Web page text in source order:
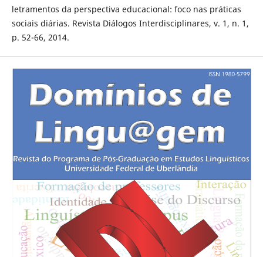
letramentos da perspectiva educacional: foco nas práticas
sociais diárias. Revista Diálogos Interdisciplinares, v. 1, n. 1,
p. 52-66, 2014.